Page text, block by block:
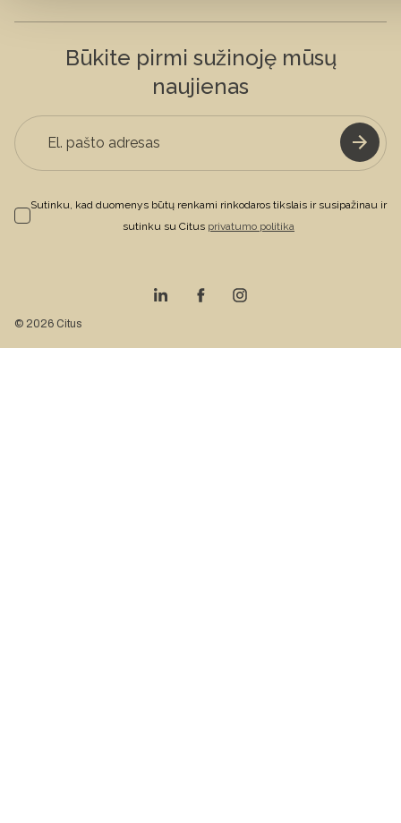
Būkite pirmi sužinoję mūsų
naujienas
Sutinku, kad duomenys būtų renkami rinkodaros tikslais ir susipažinau ir
sutinku su Citus privatumo politika
© 2026 Citus